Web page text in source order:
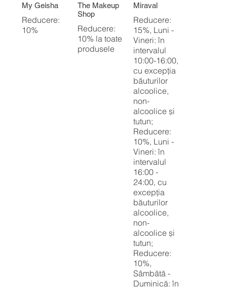
My Geisha
Reducere:
10%
The Makeup
Shop
Reducere:
10% la toate
produsele
Miraval
Reducere:
15%, Luni -
Vineri: în
intervalul
10:00-16:00,
cu excepția
băuturilor
alcoolice,
non-
alcoolice și
tutun;
Reducere:
10%, Luni -
Vineri: în
intervalul
16:00 -
24:00, cu
excepția
băuturilor
alcoolice,
non-
alcoolice și
tutun;
Reducere:
10%,
Sâmbătă -
Duminică: în